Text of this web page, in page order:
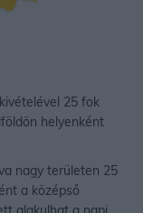
25 fok
helyenként
nagy területen 25
a középső